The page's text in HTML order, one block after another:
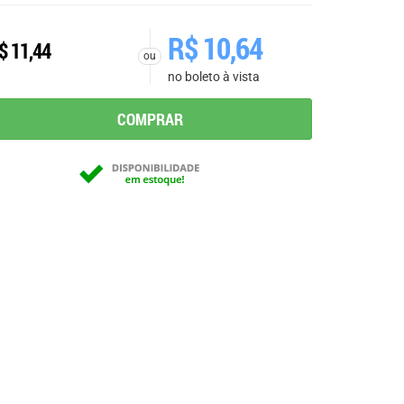
11,44 ou R$10,64
no boleto à vista
COMPRAR